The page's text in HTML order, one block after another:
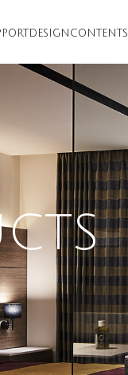
DESIGN CONTENTS